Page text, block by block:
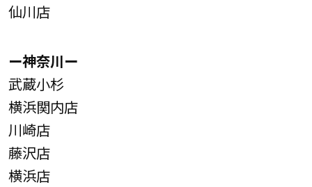
仙川店
ー神奈川ー
武蔵小杉
横浜関内店
川崎店
藤沢店
横浜店